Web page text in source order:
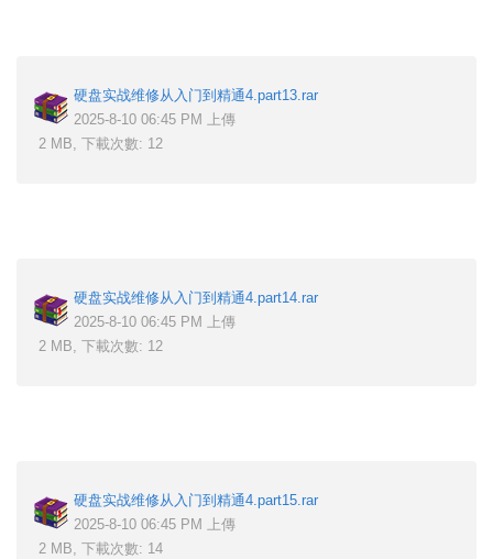
硬盘实战维修从入门到精通4.part13.rar
2025-8-10 06:45 PM 上傳
2 MB, 下載次數: 12
硬盘实战维修从入门到精通4.part14.rar
2025-8-10 06:45 PM 上傳
2 MB, 下載次數: 12
硬盘实战维修从入门到精通4.part15.rar
2025-8-10 06:45 PM 上傳
2 MB, 下載次數: 14